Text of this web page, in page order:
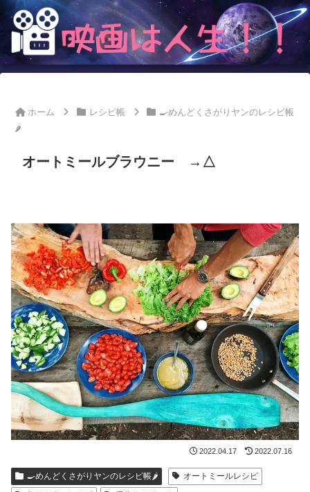
ホーム レシピ帳
🍳めんどくさがりヤンのレシピ帳
🌶
オートミールブラウニー →△
2022.04.17 2022.07.16
🍳めんどくさがりヤンのレシピ帳🌶
オートミールレシピ